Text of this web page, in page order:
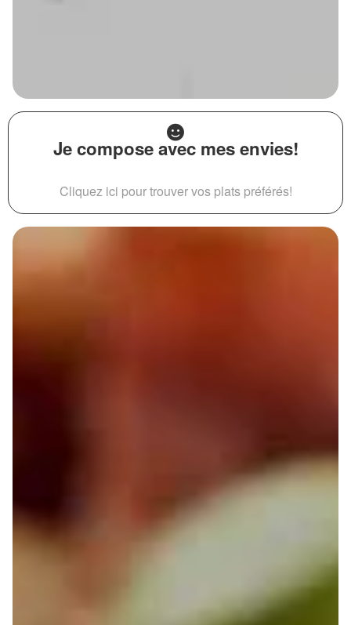
Je compose avec mes envies!
Cliquez ici pour trouver vos plats préférés!